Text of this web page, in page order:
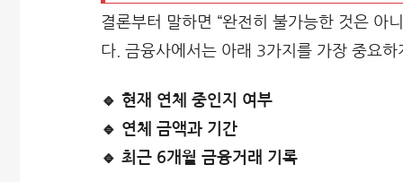
결론부터 말하면 “완전히 불가능한 것은 아
다. 금융사에서는 아래 3가지를 가장 중요하
🔹 현재 연체 중인지 여부
🔹 연체 금액과 기간
🔹 최근 6개월 금융거래 기록